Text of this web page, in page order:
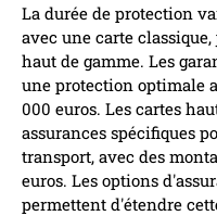
La durée de protection
avec une carte
haut de gamme. Les
une protection optimale
000 euros. Les cartes
assurances spécifiques
transport, avec des
euros. Les options
permettent d'étendre